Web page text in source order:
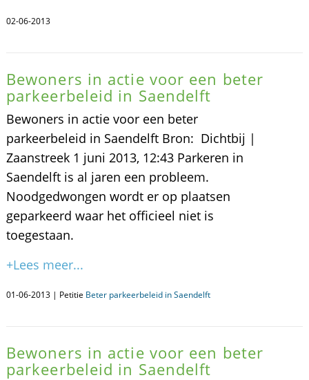
02-06-2013
Bewoners in actie voor een beter
parkeerbeleid in Saendelft
Bewoners in actie voor een beter
parkeerbeleid in Saendelft Bron: Dichtbij |
Zaanstreek 1 juni 2013, 12:43 Parkeren in
Saendelft is al jaren een probleem.
Noodgedwongen wordt er op plaatsen
geparkeerd waar het officieel niet is
toegestaan.
+Lees meer...
01-06-2013 | Petitie Beter parkeerbeleid in Saendelft
Bewoners in actie voor een beter
parkeerbeleid in Saendelft